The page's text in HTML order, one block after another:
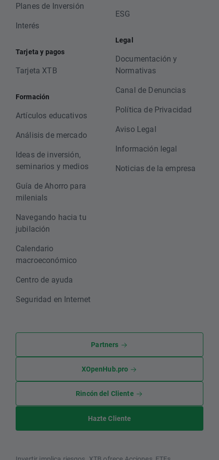
Planes de Inversión
Interés
Tarjeta y pagos
Tarjeta XTB
Formación
Artículos educativos
Análisis de mercado
Ideas de inversión,
seminarios y medios
Guía de Ahorro para
milenials
Navegando hacia tu
jubilación
Calendario
macroeconómico
Centro de ayuda
Seguridad en Internet
ESG
Legal
Documentación y
Normativas
Canal de Denuncias
Política de Privacidad
Aviso Legal
Información legal
Noticias de la empresa
Partners
XOpenHub.pro
Rincón del Cliente
Hazte Cliente